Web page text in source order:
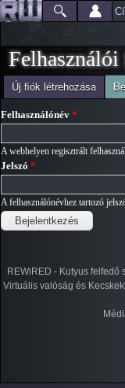
Főmenü
Jelenlegi hely
Elsődleges fülek
Új fiók létrehozása
(aktív fül)
Felhasználónév *
A webhelyen regisztrált
Jelszó *
A felhasználónévhez tartozó
REWiRED - Kutyus
Virtuális valóság és